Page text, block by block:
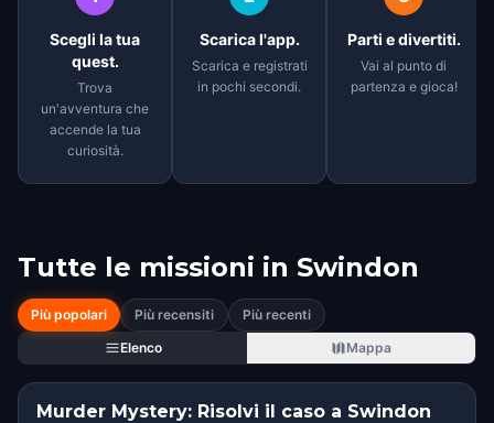
Scegli la tua
quest.
Trova
un'avventura che
accende la tua
curiosità.
Scarica l'app.
Scarica e registrati
in pochi secondi.
Parti e divertiti.
Vai al punto di
partenza e gioca!
Tutte le missioni in Swindon
Più popolari Più recensiti
Più recenti
Elenco
Mappa
Murder Mystery: Risolvi il caso a Swindon